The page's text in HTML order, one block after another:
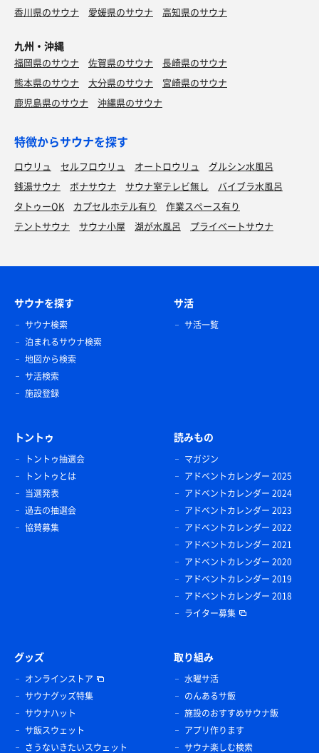
香川県のサウナ
愛媛県のサウナ 高知県のサウナ
九州・沖縄
福岡県のサウナ 佐賀県のサウナ
長崎県のサウナ
熊本県のサウナ
大分県のサウナ
宮崎県のサウナ
鹿児島県のサウナ
沖縄県のサウナ
特徴からサウナを探す
ロウリュ セルフロウリュ オートロウリュ
グルシン水風呂
銭湯サウナ
ボナサウナ サウナ室テレビ無し
バイブラ水風呂
タトゥーOK
カプセルホテル有り
作業スペース有り
テントサウナ
サウナ小屋 湖が水風呂 プライベートサウナ
サウナを探す
サウナ検索
泊まれるサウナ検索
地図から検索
サ活検索
施設登録
サ活
サ活一覧
トントゥ
トントゥ抽選会
トントゥとは
当選発表
過去の抽選会
協賛募集
読みもの
マガジン
アドベントカレンダー 2025
アドベントカレンダー 2024
アドベントカレンダー 2023
アドベントカレンダー 2022
アドベントカレンダー 2021
アドベントカレンダー 2020
アドベントカレンダー 2019
アドベントカレンダー 2018
ライター募集
グッズ
オンラインストア
サウナグッズ特集
サウナハット
サ飯スウェット
さうないきたいスウェット
取り組み
水曜サ活
のんあるサ飯
施設のおすすめサウナ飯
アプリ作ります
サウナ楽しむ検索